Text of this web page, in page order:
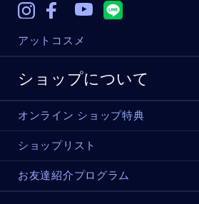
InstagramFacebook
アットコスメ
ショップについて
オンライン ショップ特典
ショップリスト
お友達紹介プログラム